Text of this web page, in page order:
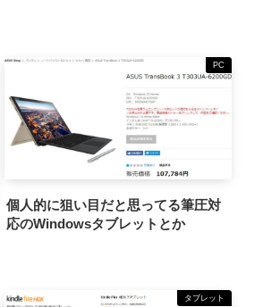
PC
個人的に狙い目だと思ってる筆圧対
応のWindowsタブレットとか
タブレット